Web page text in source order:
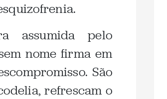
assumida pelo
nome firma em
São
refrescam o